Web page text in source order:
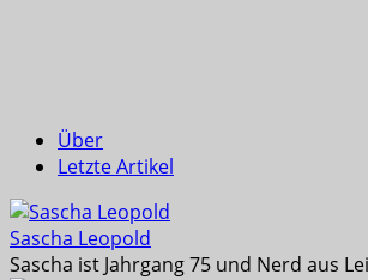
Über
Letzte Artikel
Sascha Leopold
Sascha ist Jahrgang 75 und Nerd aus